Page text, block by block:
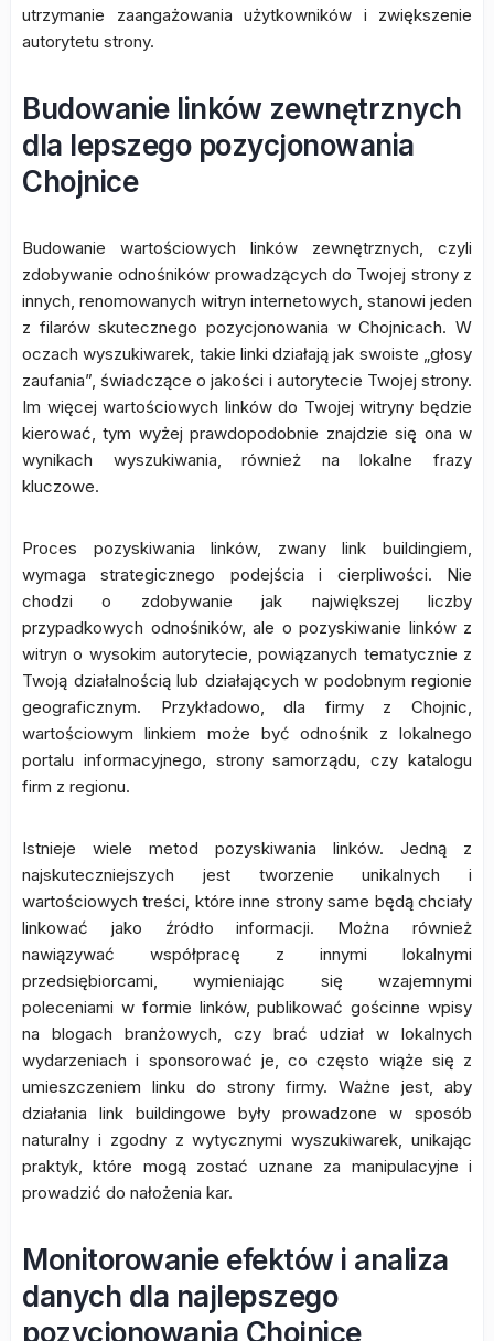
utrzymanie zaangażowania użytkowników i zwiększenie
autorytetu strony.
Budowanie linków zewnętrznych
dla lepszego pozycjonowania
Chojnice
Budowanie wartościowych linków zewnętrznych, czyli
zdobywanie odnośników prowadzących do Twojej strony z
innych, renomowanych witryn internetowych, stanowi jeden
z filarów skutecznego pozycjonowania w Chojnicach. W
oczach wyszukiwarek, takie linki działają jak swoiste „głosy
zaufania”, świadczące o jakości i autorytecie Twojej strony.
Im więcej wartościowych linków do Twojej witryny będzie
kierować, tym wyżej prawdopodobnie znajdzie się ona w
wynikach wyszukiwania, również na lokalne frazy
kluczowe.
Proces pozyskiwania linków, zwany link buildingiem,
wymaga strategicznego podejścia i cierpliwości. Nie
chodzi o zdobywanie jak największej liczby
przypadkowych odnośników, ale o pozyskiwanie linków z
witryn o wysokim autorytecie, powiązanych tematycznie z
Twoją działalnością lub działających w podobnym regionie
geograficznym. Przykładowo, dla firmy z Chojnic,
wartościowym linkiem może być odnośnik z lokalnego
portalu informacyjnego, strony samorządu, czy katalogu
firm z regionu.
Istnieje wiele metod pozyskiwania linków. Jedną z
najskuteczniejszych jest tworzenie unikalnych i
wartościowych treści, które inne strony same będą chciały
linkować jako źródło informacji. Można również
nawiązywać współpracę z innymi lokalnymi
przedsiębiorcami, wymieniając się wzajemnymi
poleceniami w formie linków, publikować gościnne wpisy
na blogach branżowych, czy brać udział w lokalnych
wydarzeniach i sponsorować je, co często wiąże się z
umieszczeniem linku do strony firmy. Ważne jest, aby
działania link buildingowe były prowadzone w sposób
naturalny i zgodny z wytycznymi wyszukiwarek, unikając
praktyk, które mogą zostać uznane za manipulacyjne i
prowadzić do nałożenia kar.
Monitorowanie efektów i analiza
danych dla najlepszego
pozycjonowania Chojnice